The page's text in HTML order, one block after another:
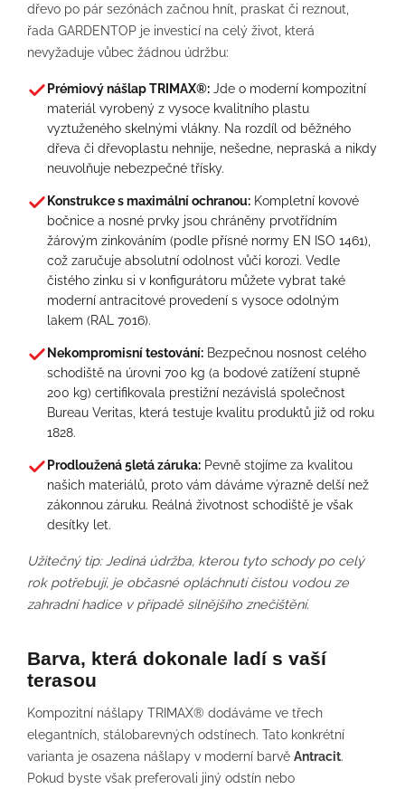
dřevo po pár sezónách začnou hnít, praskat či reznout,
řada GARDENTOP je investicí na celý život, která
nevyžaduje vůbec žádnou údržbu:
Prémiový nášlap TRIMAX®: Jde o moderní kompozitní
materiál vyrobený z vysoce kvalitního plastu
vyztuženého skelnými vlákny. Na rozdíl od běžného
dřeva či dřevoplastu nehnije, nešedne, nepraská a nikdy
neuvolňuje nebezpečné třísky.
Konstrukce s maximální ochranou: Kompletní kovové
bočnice a nosné prvky jsou chráněny prvotřídním
žárovým zinkováním (podle přísné normy EN ISO 1461),
což zaručuje absolutní odolnost vůči korozi. Vedle
čistého zinku si v konfigurátoru můžete vybrat také
moderní antracitové provedení s vysoce odolným
lakem (RAL 7016).
Nekompromisní testování: Bezpečnou nosnost celého
schodiště na úrovni 700 kg (a bodové zatížení stupně
200 kg) certifikovala prestižní nezávislá společnost
Bureau Veritas, která testuje kvalitu produktů již od roku
1828.
Prodloužená 5letá záruka: Pevně stojíme za kvalitou
našich materiálů, proto vám dáváme výrazně delší než
zákonnou záruku. Reálná životnost schodiště je však
desítky let.
Užitečný tip: Jediná údržba, kterou tyto schody po celý
rok potřebují, je občasné opláchnutí čistou vodou ze
zahradní hadice v případě silnějšího znečištění.
Barva, která dokonale ladí s vaší
terasou
Kompozitní nášlapy TRIMAX® dodáváme ve třech
elegantních, stálobarevných odstínech. Tato konkrétní
varianta je osazena nášlapy v moderní barvě Antracit.
Pokud byste však preferovali jiný odstín nebo